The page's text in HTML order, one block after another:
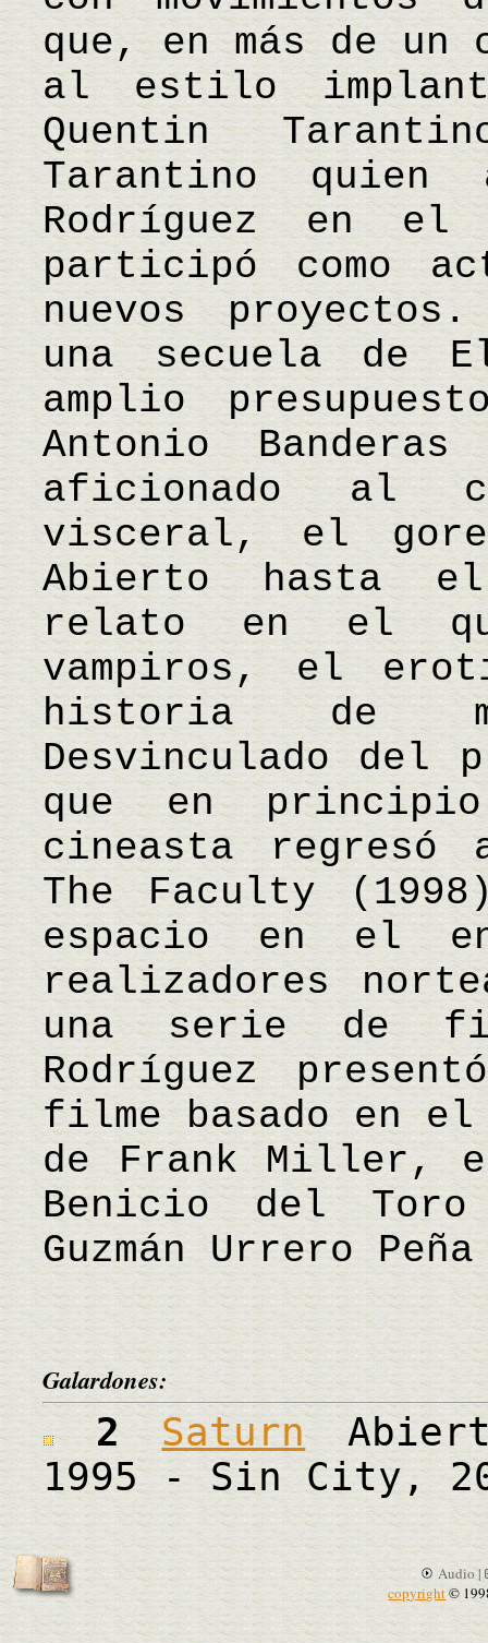
que, en más de un
al estilo
Quentin
Tarantino quien
Rodríguez en el
participó como
nuevos
una secuela de
amplio
Antonio
aficionado al
visceral, el
Abierto hasta el
relato en el
vampiros, el
historia de
Desvinculado del
que en
cineasta
The Faculty
espacio en el
realizadores
una serie de
Rodríguez
filme basado en el
de Frank Miller,
Benicio del
Guzmán Urrero Peña
Galardones:
2 Saturn
1995 - Sin City,
Audio |
copyright©